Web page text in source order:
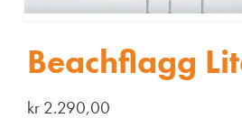
Beachflagg
kr 2.290,00